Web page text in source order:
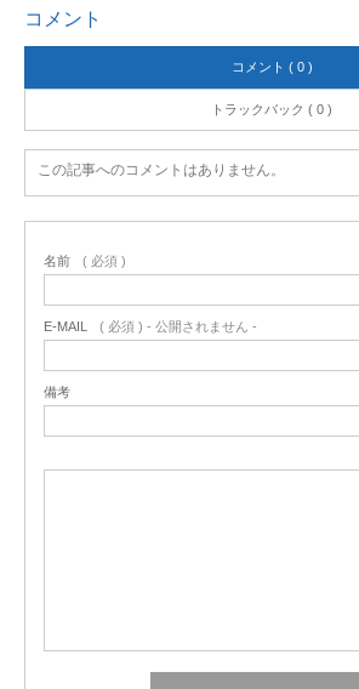
コメント
コメント ( 0 )
トラックバック ( 0 )
この記事へのコメントはありません。
名前 ( 必須 )
E-MAIL ( 必須 ) - 公開されません -
備考